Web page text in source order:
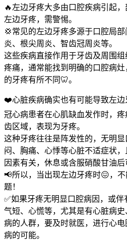
🔥左边牙疼大多由口腔疾病引起
左边牙疼，需警惕。
💢常见的左边牙疼多源于口腔局
炎、根尖周炎、智齿冠周炎等。
这些疾病直接作用于牙齿及周围
疼痛，通常能找到明确的口腔病
的牙疼有所不同🦷。
❤️心脏疾病确实也有可能导致左边
冠心病患者在心肌缺血发作时，
齿区域，表现为牙疼。
这种牙疼往往是阵发性的，无明
闷、胸痛、心悸等心脏不适症状
因素有关，休息或含服硝酸甘油后
📢所以，当出现左边牙疼时😖，
题！
✅如果牙疼无明显口腔病因，或伴
气短、心慌等，尤其是有心脏病
病的人群，要及时就医，进行心
病的可能。